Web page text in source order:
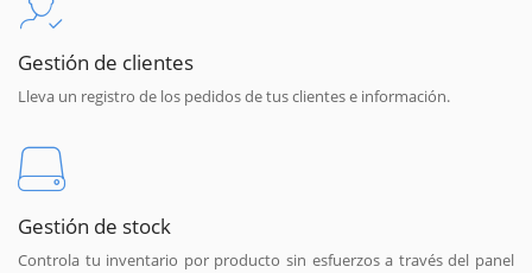
Gestión de clientes
Lleva un registro de los pedidos de tus clientes e información.
Gestión de stock
Controla tu inventario por producto sin esfuerzos a través del panel